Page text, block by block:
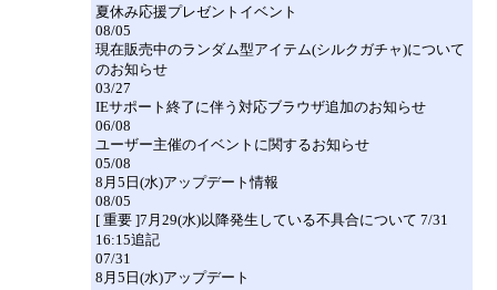
夏休み応援プレゼントイベント
08/05
現在販売中のランダム型アイテム(シルクガチャ)について
のお知らせ
03/27
IEサポート終了に伴う対応ブラウザ追加のお知らせ
06/08
ユーザー主催のイベントに関するお知らせ
05/08
8月5日(水)アップデート情報
08/05
[ 重要 ]7月29(水)以降発生している不具合について 7/31
16:15追記
07/31
8月5日(水)アップデート